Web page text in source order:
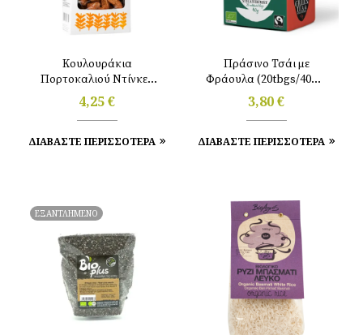
Κουλουράκια
Πορτοκαλιού Ντίνκελ
200g Ντουρουντούς
4,25€
ΔΙΑΒΑΣΤΕ ΠΕΡΙΣΣΟΤΕΡΑ
Πράσινο Τσάι με
Φράουλα (20tbgs/40gr)
Clipper
3,80€
ΔΙΑΒΑΣΤΕ ΠΕΡΙΣΣΟΤΕΡΑ
ΕΞΑΝΤΛΗΜΕΝΟ